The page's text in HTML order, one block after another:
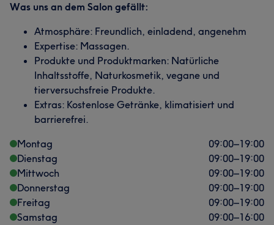
Was uns an dem Salon gefällt:
Atmosphäre: Freundlich, einladend, angenehm
Expertise: Massagen.
Produkte und Produktmarken: Natürliche
Inhaltsstoffe, Naturkosmetik, vegane und
tierversuchsfreie Produkte.
Extras: Kostenlose Getränke, klimatisiert und
barrierefrei.
Montag
09:00–19:00
Dienstag
09:00–19:00
Mittwoch
09:00–19:00
Donnerstag
09:00–19:00
Freitag
09:00–19:00
Samstag
09:00–16:00